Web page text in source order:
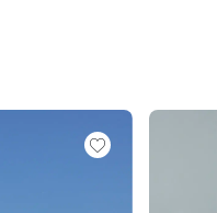
LONGUES
AVEC DES MANCHES
COURTES